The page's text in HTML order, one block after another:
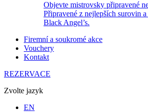
Objevte mistrovsky připravené
Připravené z nejlepších surovin
Black Angel’s.
Firemní a soukromé akce
Vouchery
Kontakt
REZERVACE
Zvolte jazyk
EN